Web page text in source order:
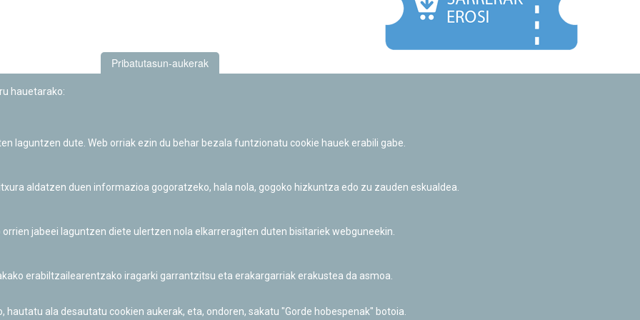
Informazio publikoa eskatzeko baimena
Pribatutasun-aukerak
hauetarako:
laguntzen dute. Web orriak ezin du behar bezala funtzionatu cookie hauek erabili gabe.
aldatzen duen informazioa gogoratzeko, hala nola, gogoko hizkuntza edo zu zauden eskualdea.
jabeei laguntzen diete ulertzen nola elkarreragiten duten bisitariek webguneekin.
erabiltzailearentzako iragarki garrantzitsu eta erakargarriak erakustea da asmoa.
ala desautatu cookien aukerak, eta, ondoren, sakatu "Gorde hobespenak" botoia.